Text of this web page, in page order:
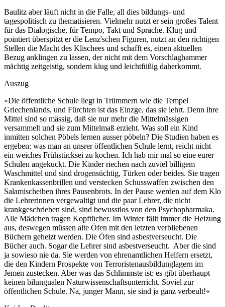
Baulitz aber läuft nicht in die Falle, all dies bildungs- und
tagespolitisch zu thematisieren. Vielmehr nutzt er sein großes Talent
für das Dialogische, für Tempo, Takt und Sprache. Klug und
pointiert überspitzt er die Lenz'schen Figuren, nutzt an den richtigen
Stellen die Macht des Klischees und schafft es, einen aktuellen
Bezug anklingen zu lassen, der nicht mit dem Vorschlaghammer
mächtig zeitgeistig, sondern klug und leichtfüßig daherkommt.
Auszug
»Die öffentliche Schule liegt in Trümmern wie die Tempel
Griechenlands, und Fürchten ist das Einzge, das sie lehrt. Denn ihre
Mittel sind so mässig, daß sie nur mehr die Mittelmässigen
versammelt und sie zum Mittelmaß erzieht. Was soll ein Kind
inmitten solchen Pöbels lernen ausser pöbeln? Die Studien haben es
ergeben: was man an unsrer öffentlichen Schule lernt, reicht nicht
ein weiches Frühstücksei zu kochen. Ich hab mir mal so eine eurer
Schulen angekuckt. Die Kinder riechen nach zuviel billigem
Waschmittel und sind drogensüchtig, Türken oder beides. Sie tragen
Krankenkassenbrillen und verstecken Schusswaffen zwischen den
Salamischeiben ihres Pausenbrots. In der Pause werden auf dem Klo
die Lehrerinnen vergewaltigt und die paar Lehrer, die nicht
krankgeschrieben sind, sind bewusstlos von den Psychopharmaka.
Alle Mädchen tragen Kopftücher. Im Winter fällt immer die Heizung
aus, deswegen müssen alte Öfen mit den letzten verbliebenen
Büchern geheizt werden. Die Öfen sind asbestverseucht. Die
Bücher auch. Sogar die Lehrer sind asbestverseucht. Aber die sind
ja sowieso nie da. Sie werden von ehrenamtlichen Helfern ersetzt,
die den Kindern Prospekte von Terroristenausbildunglagern im
Jemen zustecken. Aber was das Schlimmste ist: es gibt überhaupt
keinen bilungualen Naturwissenschaftsunterricht. Soviel zur
öffentlichen Schule. Na, junger Mann, sie sind ja ganz verbeult!«